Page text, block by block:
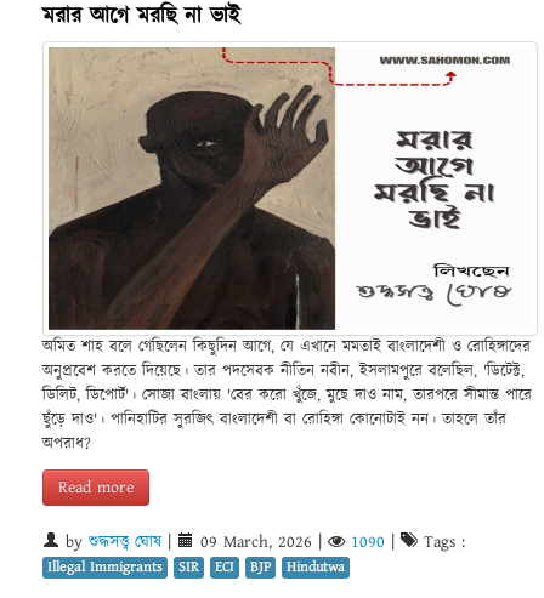
মরার আগে মরছি না ভাই
অমিত শাহ বলে গেছিলেন কিছুদিন আগে, যে এখানে মমতাই বাংলাদেশী ও রোহিঙ্গাদের
অনুপ্রবেশ করতে দিয়েছে। তার পদসেবক নীতিন নবীন, ইসলামপুরে বলেছিল, 'ডিটেক্ট,
ডিলিট, ডিপোর্ট'। সোজা বাংলায় 'বের করো খুঁজে, মুছে দাও নাম, তারপরে সীমান্ত পারে
ছুঁড়ে দাও'। পানিহাটির সুরজিৎ বাংলাদেশী বা রোহিঙ্গা কোনোটাই নন। তাহলে তাঁর
অপরাধ?
Read more
by শুদ্ধসত্ত্ব ঘোষ 09 March, 2026 1090 Tags :
Illegal Immigrants SIR ECI BJP Hindutwa